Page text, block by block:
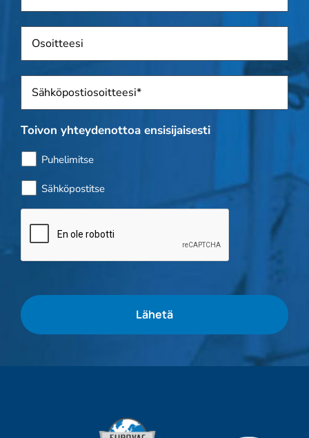
Osoite
Sposti *
Toivon yhteydenottoa ensisijaisesti
Puhelimitse
Sähköpostitse